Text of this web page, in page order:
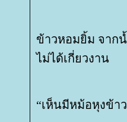
ข้าวหอมยิ้ม จาก
ไม่ได้เกี่ยวงาน
“เห็นมีหม้อหุงข้า